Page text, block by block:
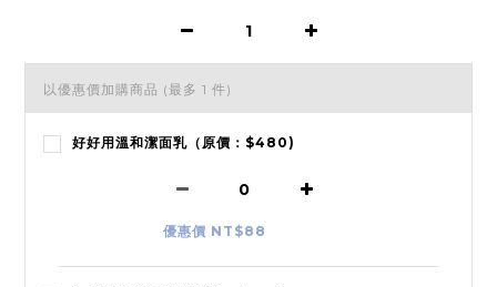
以優惠價加購商品 (最多 1 件)
好好用溫和潔面乳（原價：$480)
優惠價 NT$88